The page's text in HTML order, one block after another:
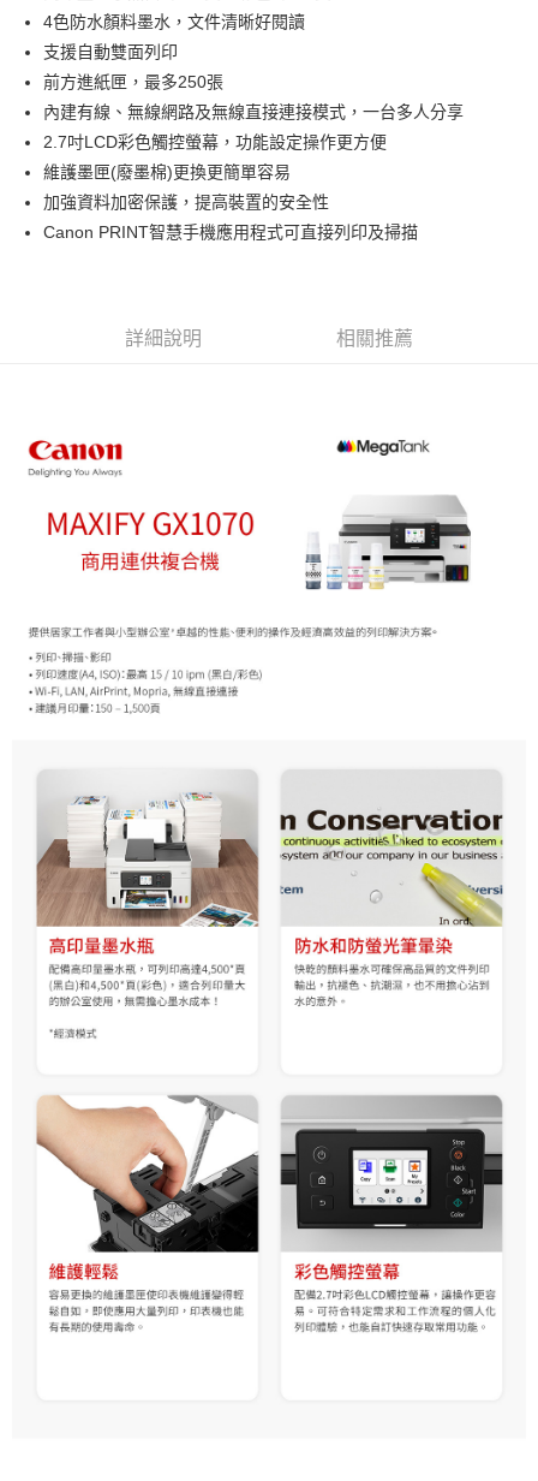
臺灣中小企業銀行
台中商業銀行
匯豐（台灣）商業銀行
聯邦商業銀行
元大商業銀行
玉山商業銀行
星展（台灣）商業銀行
台新國際商業銀行
中國信託商業銀行
台灣樂天信用卡公司
國泰世華商業銀行
兆豐國際商業銀行
臺灣中小企業銀行
匯豐（台灣）商業銀行
聯邦商業銀行
遠東國際商業銀行
元大商業銀行
永豐商業銀行
玉山商業銀行
星展（台灣）商業銀行
台新國際商業銀行
台灣樂天信用卡公司
上海商業儲蓄銀行
台北富邦商業銀行
國泰世華商業銀行
臺灣中小企業銀行
匯豐（台灣）商業銀行
華泰商業銀行
聯邦商業銀行
遠東國際商業銀行
元大商業銀行
玉山商業銀行
台新國際商業銀行
中國信託商業銀行
台灣樂天信用卡公司
Apple Pay
街口支付
悠遊付
Google Pay
全支付
２．便利：只要手機號碼，簡訊認證，即可結帳。
３．安心：先確認商品／服務後，再付款。
【「AFTEE先享後付」結帳流程】
１．於結帳方式選擇「AFTEE先享後付」後，將跳轉至「AFTEE先享後付」
結帳頁面，進行簡訊認證並確認金額後，即可完成結帳。
２．訂單成立數日內，您將收到繳費通知簡訊。
※ 請注意：結帳手續完成當下不需立刻繳費，但若您需要取消訂單，請聯絡
購買商品的店家。未經商家同意取消之訂單仍視為有效，需透過AFTEE先享
後付繳納相關費用。
※ 交易是否成功請以「AFTEE先享後付 」之結帳頁面顯示為準，若有關於
１．透過由恩沛科技股份有限公司提供之「AFTEE先享後付」服務完成之交
易，需依本服務之必要範圍內提供個人資料，並將交易相關給付款項請求債
權轉讓予恩沛科技股份有限公司。
２．關於個人資料處理事宜，請瀏覽以下網址：
https://aftee.tw/terms/#terms3
３．未成年的使用者請事先徵得法定代理人或監護人之同意方可使用
「AFTEE先享後付」，若未經同意申辦者引起之損失，本公司不負相關責
任。
４．使用「AFTEE先享後付」時，將依據個別帳號之用戶狀況，依本公司即
時審查核予不同之上限額度；若仍有額度不足之情形，本公司將視審查結果
請求用戶進行身份認證。
宅配
付款後門市自取
4色防水顏料墨水，文件清晰好閱讀
支援自動雙面列印
前方進紙匣，最多250張
內建有線、無線網路及無線直接連接模式，一台多人分享
2.7吋LCD彩色觸控螢幕，功能設定操作更方便
維護墨匣(廢墨棉)更換更簡單容易
加強資料加密保護，提高裝置的安全性
Canon PRINT智慧手機應用程式可直接列印及掃描
詳細說明 相關推薦